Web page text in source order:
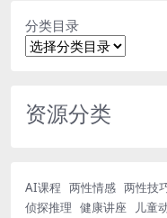
分类目录
资源分类
AI课程 两性情感 两性技
侦探推理 健康讲座 儿童